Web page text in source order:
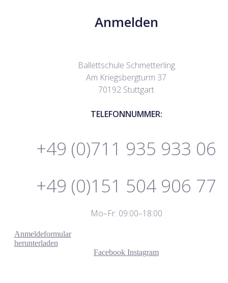
Anmelden
Ballettschule Schmetterling
Am Kriegsbergturm 37
70192 Stuttgart
TELEFONNUMMER:
+49 (0)711 935 933 06
+49 (0)151 504 906 77
Mo–Fr: 09:00–18:00
Anmeldeformular
herunterladen
Facebook Instagram